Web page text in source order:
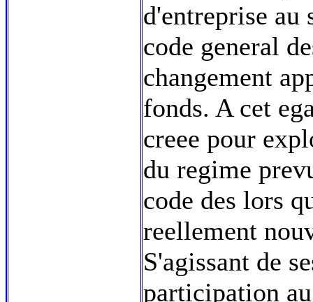
d'entreprise au
code general
changement
fonds. A cet
creee pour
du regime
code des lors
reellement
S'agissant de
participation